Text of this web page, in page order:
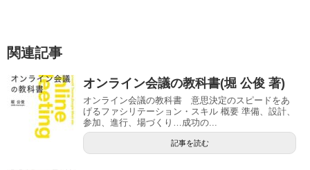
関連記事
オンライン会議の教科書(堀 公俊 著)
オンライン会議の教科書 意思決定のスピードをあ
げるファシリテーション・スキル 概要 準備、設計、
参加、進行、場づくり…成功の...
記事を読む